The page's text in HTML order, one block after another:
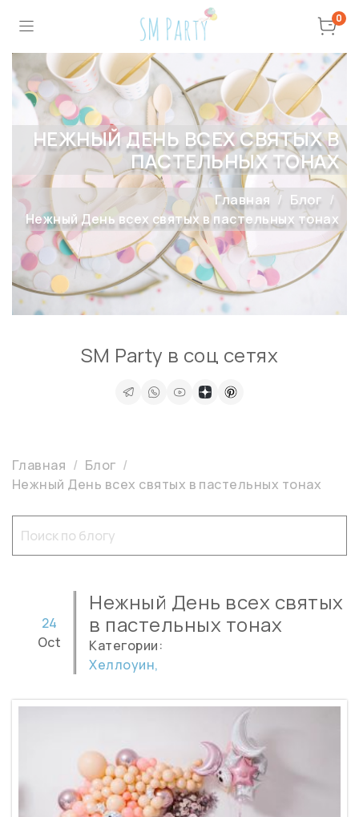
0
НЕЖНЫЙ ДЕНЬ ВСЕХ СВЯТЫХ В
ПАСТЕЛЬНЫХ ТОНАХ
Главная
Блог
Нежный День всех святых в пастельных тонах
Главная
Блог
Нежный День всех святых в пастельных тонах
Нежный День всех святых
в пастельных тонах
24
Oct
Категории:
Хеллоуин,
SM Party в соц сетях